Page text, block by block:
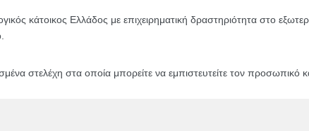
κάτοικος Ελλάδος με επιχειρηματική δραστηριότητα στο
στελέχη στα οποία μπορείτε να εμπιστευτείτε τον προσωπικό